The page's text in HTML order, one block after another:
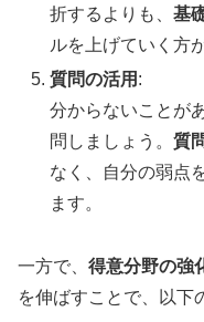
折するよりも、基
ルを上げていく方
質問の活用 :
分からないことが
問しましょう。質
なく、自分の弱点
ます。
一方で、 得意分野の強
を伸ばすことで、以下